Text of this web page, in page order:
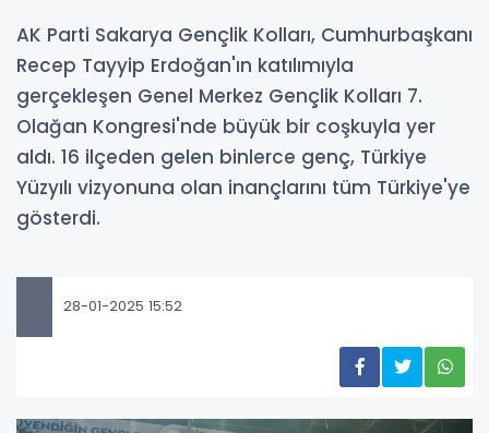
AK Parti Sakarya Gençlik Kolları, Cumhurbaşkanı
Recep Tayyip Erdoğan'ın katılımıyla
gerçekleşen Genel Merkez Gençlik Kolları 7.
Olağan Kongresi'nde büyük bir coşkuyla yer
aldı. 16 ilçeden gelen binlerce genç, Türkiye
Yüzyılı vizyonuna olan inançlarını tüm Türkiye'ye
gösterdi.
28-01-2025 15:52